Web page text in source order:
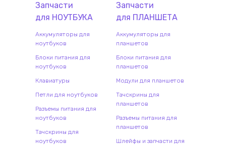
Запчасти
для НОУТБУКА
Аккумуляторы для
ноутбуков
Блоки питания для
ноутбуков
Клавиатуры
Петли для ноутбуков
Разъемы питания для
ноутбуков
Тачскрины для
ноутбуков
Запчасти
для ПЛАНШЕТА
Аккумуляторы для
планшетов
Блоки питания для
планшетов
Модули для планшетов
Тачскрины для
планшетов
Разъемы питания для
планшетов
Шлейфы и запчасти для